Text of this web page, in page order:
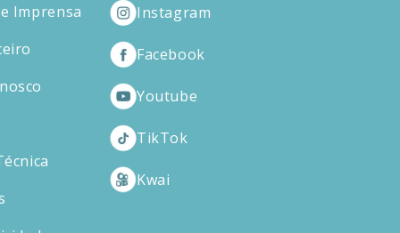
Imprensa
Instagram
Facebook
Youtube
TikTok
Kwai